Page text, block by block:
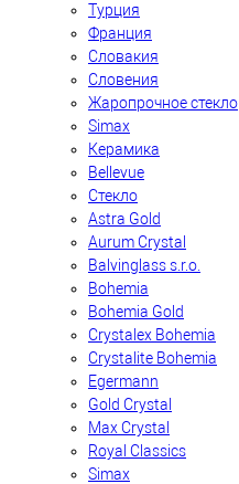
Турция
Франция
Словакия
Словения
Жаропрочное стекло
Simax
Керамика
Bellevue
Стекло
Astra Gold
Aurum Crystal
Balvinglass s.r.o.
Bohemia
Bohemia Gold
Crystalex Bohemia
Crystalite Bohemia
Egermann
Gold Crystal
Max Crystal
Royal Classics
Simax